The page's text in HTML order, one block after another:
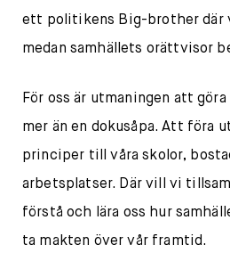
ett politikens Big-brother där
medan samhällets orättvisor
För oss är utmaningen att
mer än en dokusåpa. Att föra
principer till våra skolor,
arbetsplatser. Där vill vi
förstå och lära oss hur
ta makten över vår framtid.